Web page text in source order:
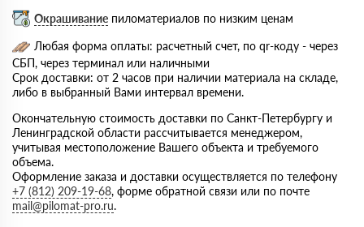
Окрашивание пиломатериалов по низким ценам
Любая форма оплаты: расчетный счет, по qr-коду - через
СБП, через терминал или наличными
Срок доставки: от 2 часов при наличии материала на складе,
либо в выбранный Вами интервал времени.
Окончательную стоимость доставки по Санкт-Петербургу и
Ленинградской области рассчитывается менеджером,
учитывая местоположение Вашего объекта и требуемого
объема.
Оформление заказа и доставки осуществляется по телефону
+7 (812) 209-19-68, форме обратной связи или по почте
mail@pilomat-pro.ru.